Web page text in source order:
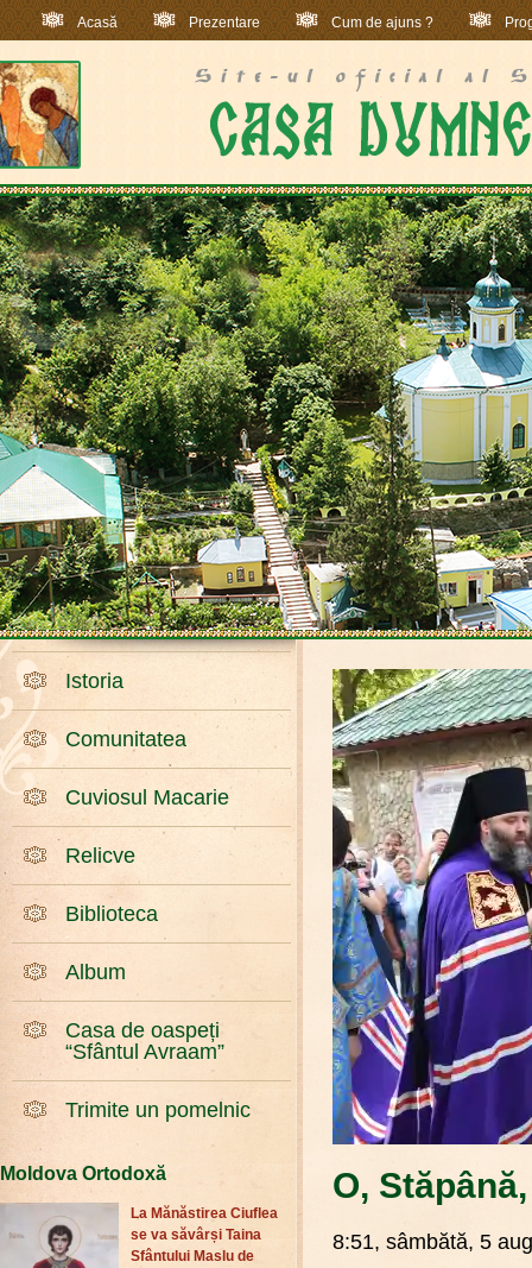
Acasă Prezentare Cum de ajuns ?
Istoria
Comunitatea
Cuviosul Macarie
Relicve
Biblioteca
Album
Casa de oaspeți
“Sfântul Avraam”
Trimite un pomelnic
Moldova Ortodoxă
La Mănăstirea Ciuflea
se va săvârși Taina
Sfântului Maslu de
O,
8:51, sâmbătă, 5